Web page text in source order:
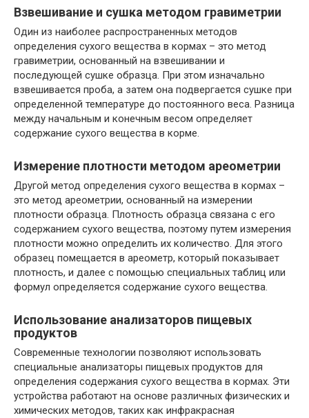
Взвешивание и сушка методом гравиметрии
Один из наиболее распространенных методов
определения сухого вещества в кормах – это метод
гравиметрии, основанный на взвешивании и
последующей сушке образца. При этом изначально
взвешивается проба, а затем она подвергается сушке при
определенной температуре до постоянного веса. Разница
между начальным и конечным весом определяет
содержание сухого вещества в корме.
Измерение плотности методом ареометрии
Другой метод определения сухого вещества в кормах –
это метод ареометрии, основанный на измерении
плотности образца. Плотность образца связана с его
содержанием сухого вещества, поэтому путем измерения
плотности можно определить их количество. Для этого
образец помещается в ареометр, который показывает
плотность, и далее с помощью специальных таблиц или
формул определяется содержание сухого вещества.
Использование анализаторов пищевых
продуктов
Современные технологии позволяют использовать
специальные анализаторы пищевых продуктов для
определения содержания сухого вещества в кормах. Эти
устройства работают на основе различных физических и
химических методов, таких как инфракрасная